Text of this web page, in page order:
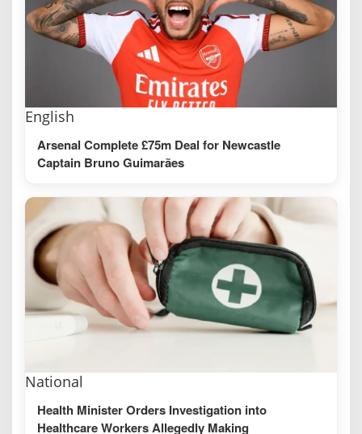
English
Arsenal Complete £75m Deal for Newcastle
Captain Bruno Guimarães
National
Health Minister Orders Investigation into
Healthcare Workers Allegedly Making